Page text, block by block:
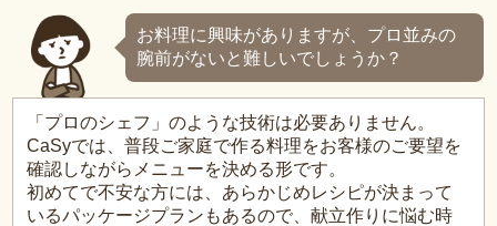
お料理に興味がありますが、プロ並みの
腕前がないと難しいでしょうか？
「プロのシェフ」のような技術は必要ありません。
CaSyでは、普段ご家庭で作る料理をお客様のご要望を
確認しながらメニューを決める形です。
初めてで不安な方には、あらかじめレシピが決まって
いるパッケージプランもあるので、献立作りに悩む時